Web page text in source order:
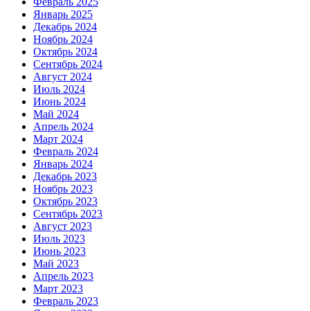
Январь 2025
Декабрь 2024
Ноябрь 2024
Октябрь 2024
Сентябрь 2024
Август 2024
Июль 2024
Июнь 2024
Май 2024
Апрель 2024
Март 2024
Февраль 2024
Январь 2024
Декабрь 2023
Ноябрь 2023
Октябрь 2023
Сентябрь 2023
Август 2023
Июль 2023
Июнь 2023
Май 2023
Апрель 2023
Март 2023
Февраль 2023